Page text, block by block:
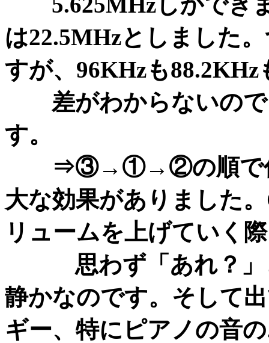
は22.5MHzとしました
すが、96KHzも88.2KHz
差がわからないので
す。
⇒③→①→②の順で作
大な効果がありました
リュームを上げていく際
思わず「あれ？」と
静かなのです。そして
ギー、特にピアノの音